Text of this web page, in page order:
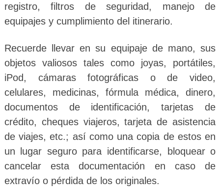
registro, filtros de seguridad, manejo de
equipajes y cumplimiento del itinerario.
Recuerde llevar en su equipaje de mano, sus
objetos valiosos tales como joyas, portátiles,
iPod, cámaras fotográficas o de video,
celulares, medicinas, fórmula médica, dinero,
documentos de identificación, tarjetas de
crédito, cheques viajeros, tarjeta de asistencia
de viajes, etc.; así como una copia de estos en
un lugar seguro para identificarse, bloquear o
cancelar esta documentación en caso de
extravío o pérdida de los originales.